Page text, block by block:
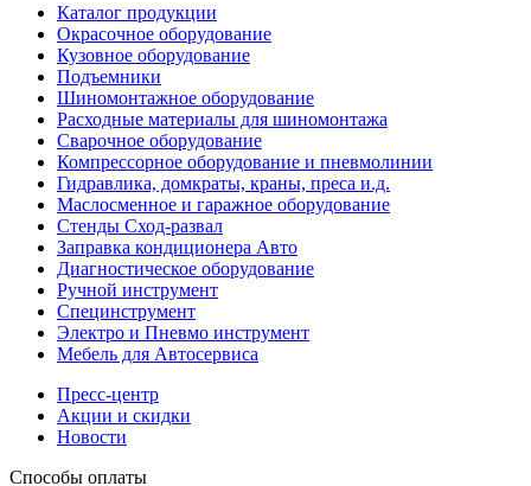
Каталог продукции
Окрасочное оборудование
Кузовное оборудование
Подъемники
Шиномонтажное оборудование
Расходные материалы для шиномонтажа
Сварочное оборудование
Компрессорное оборудование и пневмолинии
Гидравлика, домкраты, краны, преса и.д.
Маслосменное и гаражное оборудование
Стенды Сход-развал
Заправка кондиционера Авто
Диагностическое оборудование
Ручной инструмент
Специнструмент
Электро и Пневмо инструмент
Мебель для Автосервиса
Пресс-центр
Акции и скидки
Новости
Способы оплаты